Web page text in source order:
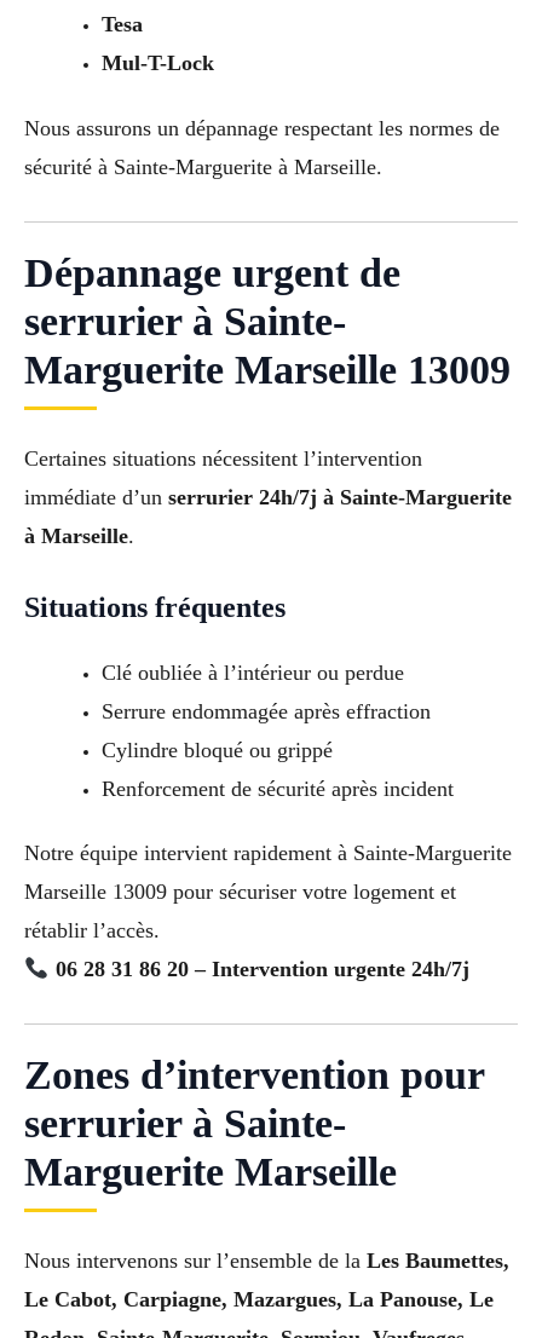
Tesa
Mul-T-Lock
Nous assurons un dépannage respectant les normes de
sécurité à Sainte-Marguerite à Marseille.
Dépannage urgent de
serrurier à Sainte-
Marguerite Marseille 13009
Certaines situations nécessitent l’intervention
immédiate d’un serrurier 24h/7j à Sainte-Marguerite
à Marseille.
Situations fréquentes
Clé oubliée à l’intérieur ou perdue
Serrure endommagée après effraction
Cylindre bloqué ou grippé
Renforcement de sécurité après incident
Notre équipe intervient rapidement à Sainte-Marguerite
Marseille 13009 pour sécuriser votre logement et
rétablir l’accès.
06 28 31 86 20 – Intervention urgente 24h/7j
Zones d’intervention pour
serrurier à Sainte-
Marguerite Marseille
Nous intervenons sur l’ensemble de la Les Baumettes,
Le Cabot, Carpiagne, Mazargues, La Panouse, Le